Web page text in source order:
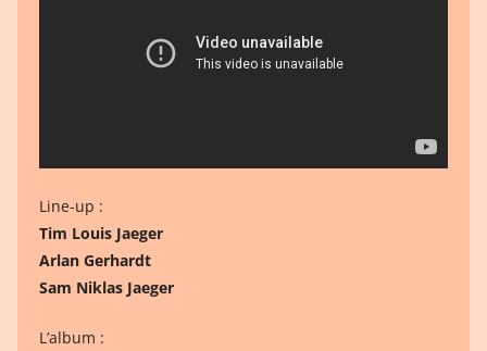
Line-up :
Tim Louis Jaeger
Arlan Gerhardt
Sam Niklas Jaeger
L’album :